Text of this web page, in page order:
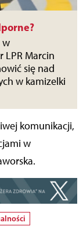
w
LPR Marcin
się nad
w kamizelki
komunikacji,
w